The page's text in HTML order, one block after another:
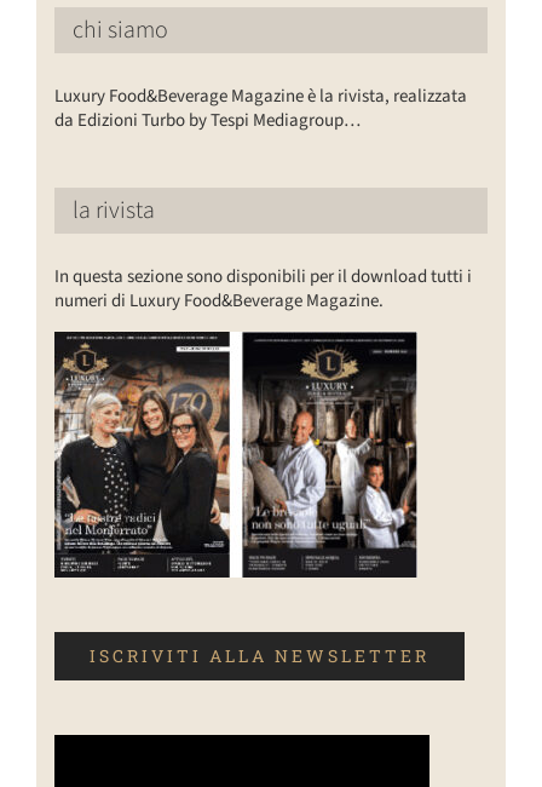
chi siamo
Luxury Food&Beverage Magazine è la rivista, realizzata
da Edizioni Turbo by Tespi Mediagroup…
la rivista
In questa sezione sono disponibili per il download tutti i
numeri di Luxury Food&Beverage Magazine.
ISCRIVITI ALLA NEWSLETTER